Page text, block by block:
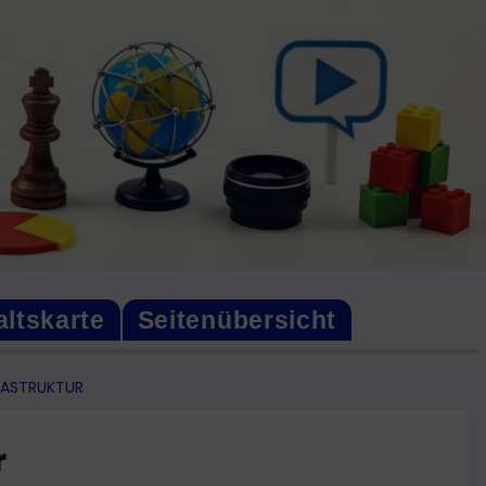
Seitenübersicht